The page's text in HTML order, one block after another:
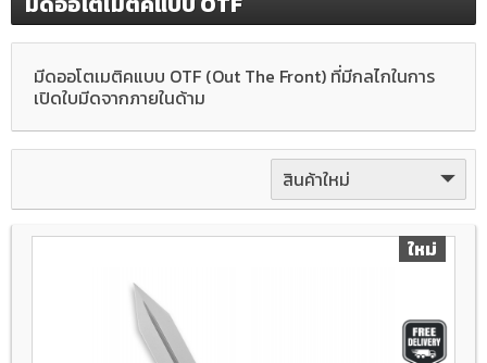
มีดออโตเมติคแบบ OTF (Out The Front) ที่มีกลไกในการ
เปิดใบมีดจากภายในด้าม
สินค้าใหม่
ใหม่